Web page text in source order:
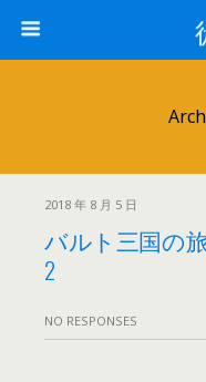
2018 年 8 月 5 日
バルト三国の
2
NO RESPONSES